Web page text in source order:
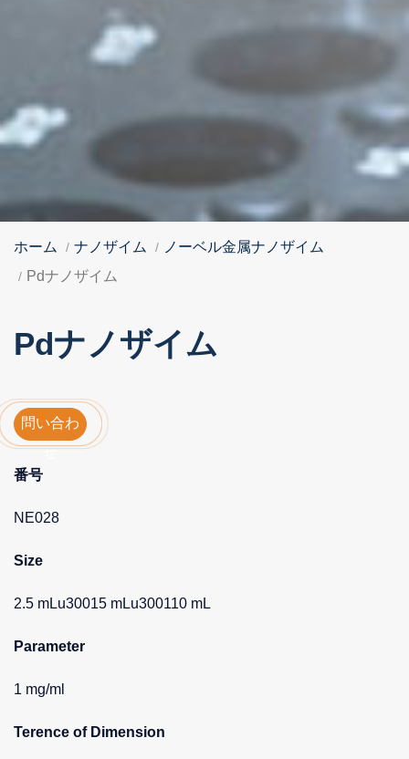
ホーム ナノザイム
ノーベル金属ナノザイム
Pdナノザイム
Pdナノザイム
問い合わ
せ
番号
NE028
Size
2.5 mLu30015 mLu300110 mL
Parameter
1 mg/ml
Terence of Dimension